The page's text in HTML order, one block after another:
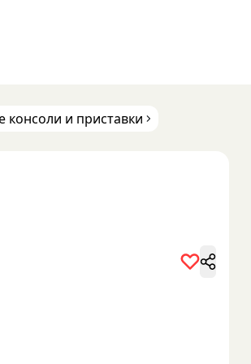
консоли и приставки